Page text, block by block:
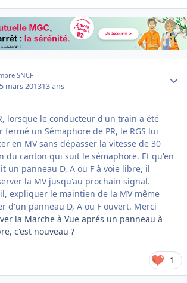
SNCF
mars 201313 ans
lorsque le conducteur d'un train a été
un Sémaphore de PR, le RGS lui
en MV sans dépasser la vitesse de 30
du canton qui suit le sémaphore. Et qu'en
un panneau D, A ou F à voie libre, il
la MV jusqu'au prochain signal.
expliquer le maintien de la MV même
d'un panneau D, A ou F ouvert. Merci
la Marche à Vue aprés un panneau à
c'est nouveau ?
1